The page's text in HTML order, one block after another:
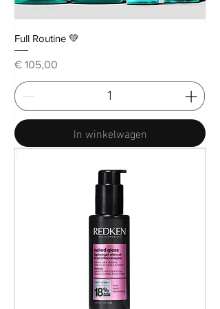
Full Routine 💚
Prijs
€ 105,00
In winkelwagen